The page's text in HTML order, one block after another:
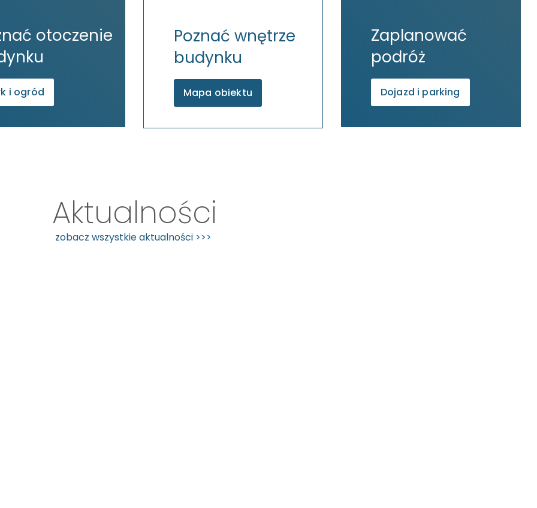
otoczenie
i ogród
Poznać wnętrze
budynku
Mapa obiektu
Zaplanować
podróż
Dojazd i parking
Aktualności
zobacz wszystkie aktualności >>>